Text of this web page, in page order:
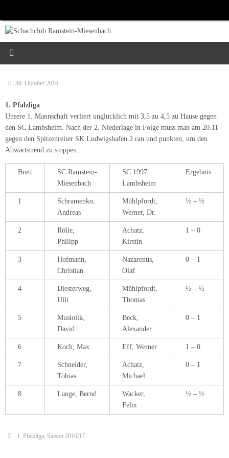
springen
30. Oktober 2016
1. Pfalzliga
Unsere 1. Mannschaft verliert unglücklich mit 3,5 zu 4,5 zu Hause gegen
den SC Lambsheim. Nach der 2. Niederlage in Folge muss man am 20.11
gegen den Spitzenreiter SK Ludwigshafen 2 ran und punkten, um den
Abwärtstrend zu stoppen.
Brett
SC Ramstein-
Miesenbach
SC 1997
Lambsheim
Ergebnis
1
Schramenko,
Andreas
Mühlpfordt,
Werner, Dr.
½ – ½
2
Rölle,
Philipp
Achatz,
Kirstin
1 – 0
3
Hofmann,
Christian
Nazarenus,
Olaf
0 – 1
4
Diesterweg,
Ulli
Mühlpfordt,
Thomas
½ – ½
5
Musiolik,
David
Beck,
Alexander
0 – 1
6 Koch, Max Eff, Werner 1 – 0
7
Schneider,
Tobias
Achatz,
Michael
0 – 1
8 Lange, Bernd
Wacker,
Felix
½ – ½
1. Pfalzliga, Saison 2016/17.